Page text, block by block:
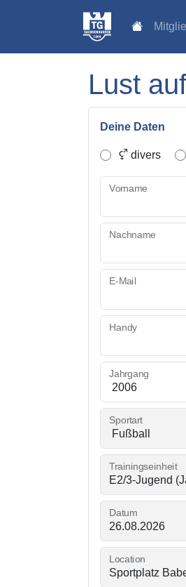
Lust
Deine Daten
divers
Vorname
Nachname
E-Mail
Handy
Jahrgang
Sportart
Trainingseinheit
Datum
Location